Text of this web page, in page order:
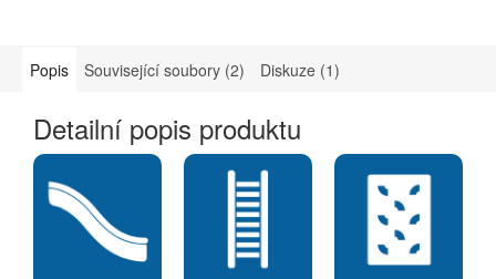
Popis Související soubory (2) Diskuze (1)
Detailní popis produktu